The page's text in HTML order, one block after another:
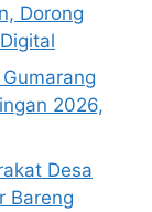
Dorong
2026,
Desa
Bareng